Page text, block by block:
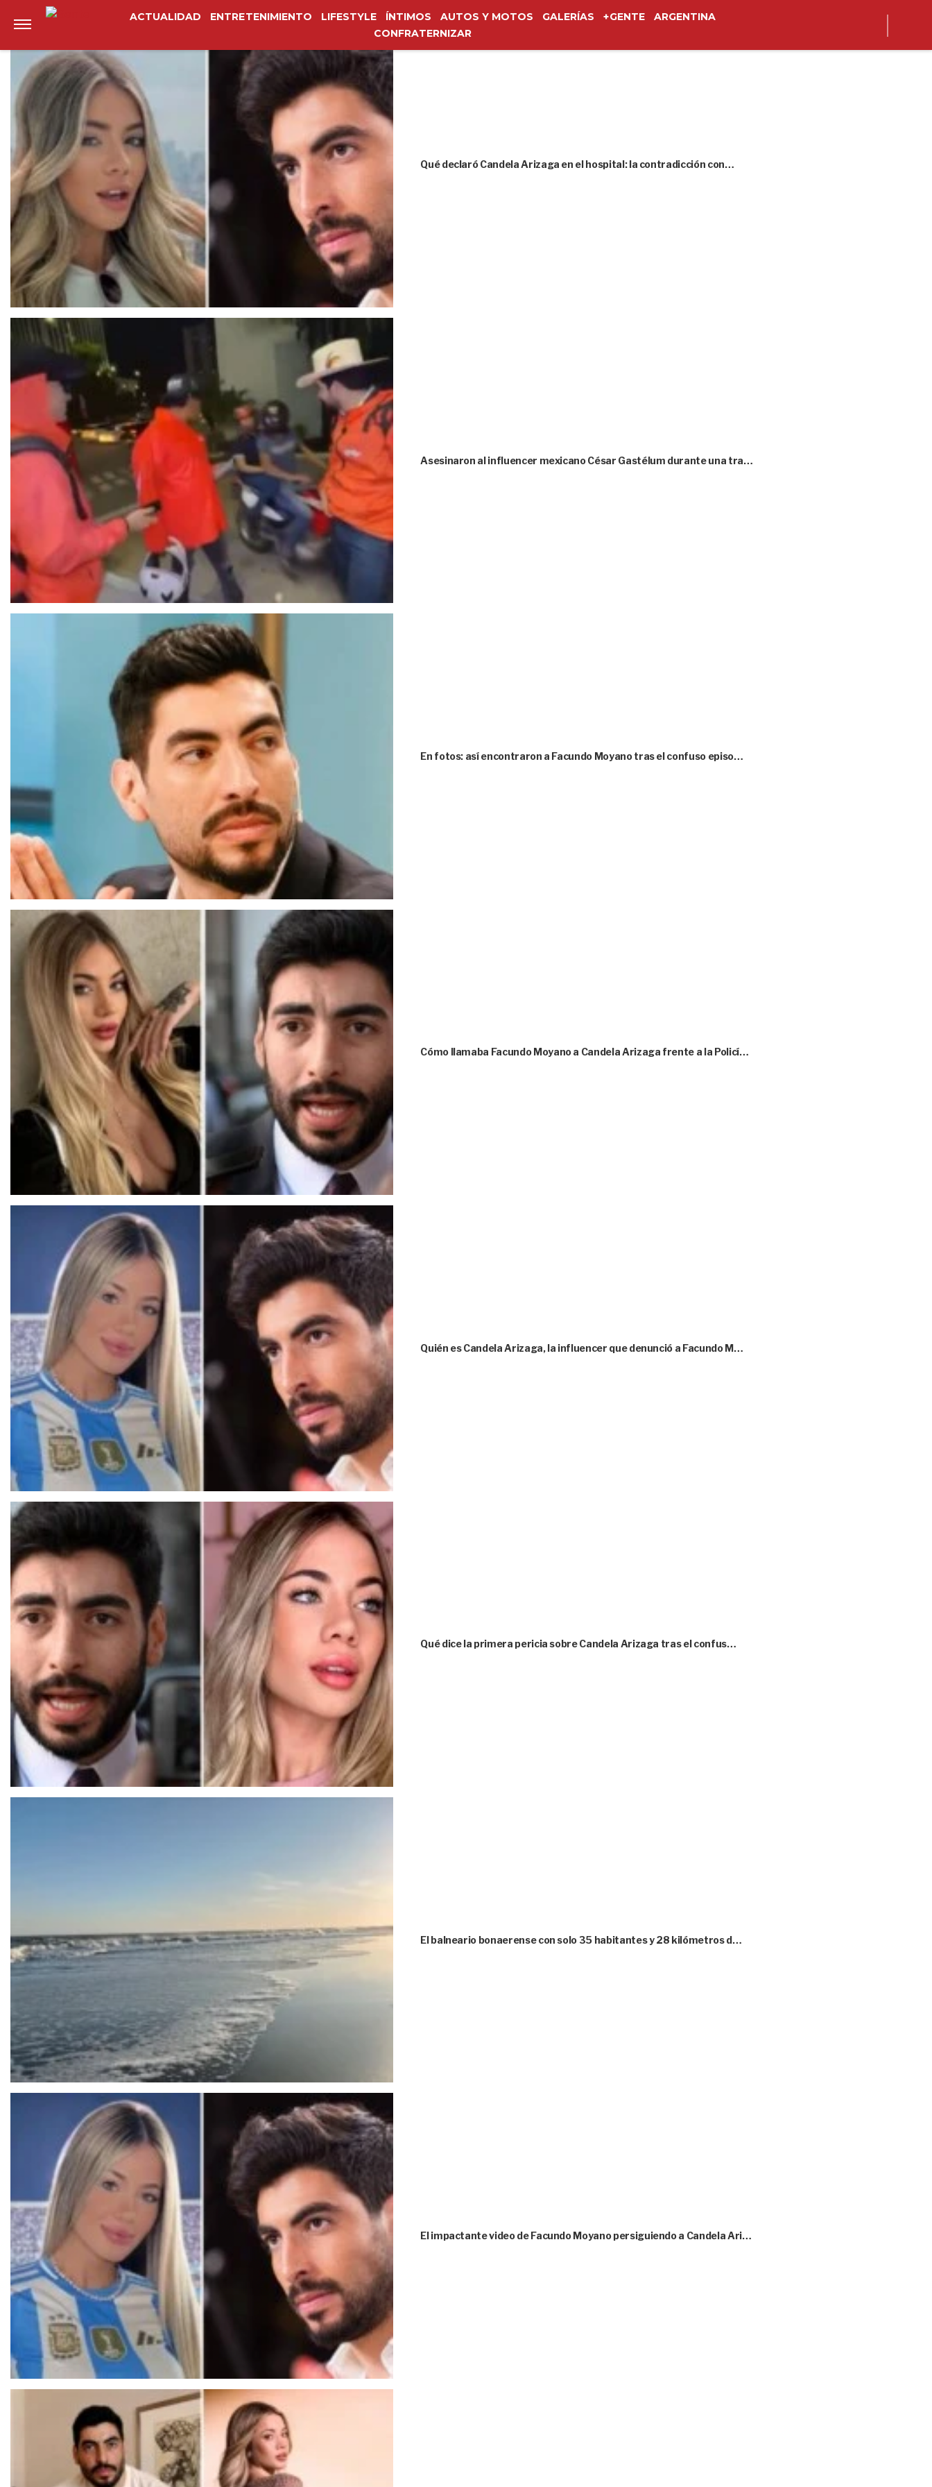
ACTUALIDAD ENTRETENIMIENTO LIFESTYLE ÍNTIMOS AUTOS Y MOTOS GALERÍAS +GENTE
ARGENTINA
CONFRATERNIZAR
Anterior
Qué declaró Candela Arizaga en el hospital: la contradicción con…
Asesinaron al influencer mexicano César Gastélum durante una tra…
En fotos: así encontraron a Facundo Moyano tras el confuso episo…
Cómo llamaba Facundo Moyano a Candela Arizaga frente a la Policí…
Quién es Candela Arizaga, la influencer que denunció a Facundo M…
Qué dice la primera pericia sobre Candela Arizaga tras el confus…
El balneario bonaerense con solo 35 habitantes y 28 kilómetros d…
El impactante video de Facundo Moyano persiguiendo a Candela Ari…
Siguiente